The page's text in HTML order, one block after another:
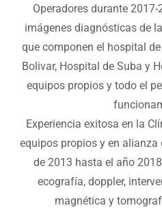
Operadores durante
imágenes diagnósticas de
que componen el hospital
Bolivar, Hospital de Suba y
equipos propios y todo el
Experiencia exitosa en la
equipos propios y en alianza
de 2013 hasta el año
ecografía, doppler,
magnética y